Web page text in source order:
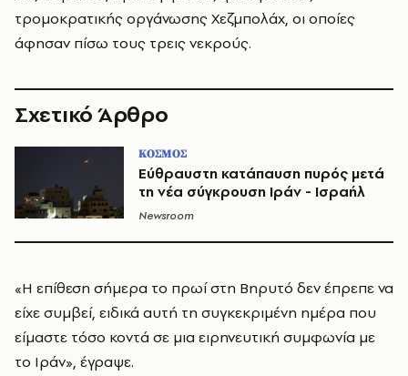
τρομοκρατικής οργάνωσης Χεζμπολάχ, οι οποίες
άφησαν πίσω τους τρεις νεκρούς.
Σχετικό Άρθρο
ΚΟΣΜΟΣ
Εύθραυστη κατάπαυση πυρός μετά
τη νέα σύγκρουση Ιράν - Ισραήλ
Newsroom
«Η επίθεση σήμερα το πρωί στη Βηρυτό δεν έπρεπε να
είχε συμβεί, ειδικά αυτή τη συγκεκριμένη ημέρα που
είμαστε τόσο κοντά σε μια ειρηνευτική συμφωνία με
το Ιράν», έγραψε.